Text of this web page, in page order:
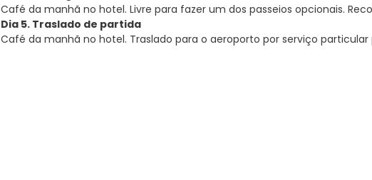
Café da manhã no hotel. Livre para fazer um dos passeios opcionais.
Dia 5. Traslado de partida
Café da manhã no hotel. Traslado para o aeroporto por serviço